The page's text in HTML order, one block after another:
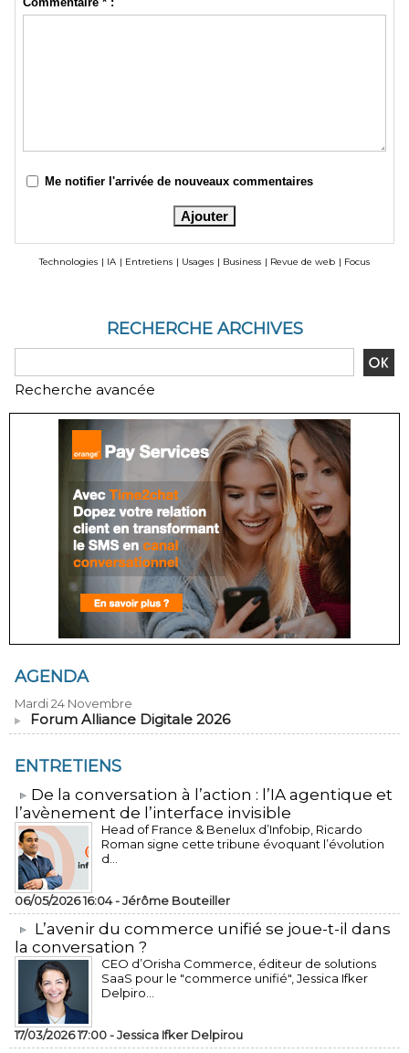
Me notifier l'arrivée de nouveaux commentaires
Technologies | IA | Entretiens | Usages | Business | Revue de web | Focus
RECHERCHE ARCHIVES
Recherche avancée
AGENDA
Mardi 24 Novembre
Forum Alliance Digitale 2026
ENTRETIENS
​De la conversation à l’action : l’IA agentique et
l’avènement de l’interface invisible
Head of France & Benelux d’Infobip, Ricardo
Roman signe cette tribune évoquant l’évolution
d...
06/05/2026 16:04 -Jérôme Bouteiller
L’avenir du commerce unifié se joue-t-il dans
la conversation ?
CEO d’Orisha Commerce, éditeur de solutions
SaaS pour le "commerce unifié", Jessica Ifker
Delpiro...
17/03/2026 17:00 -Jessica Ifker Delpirou